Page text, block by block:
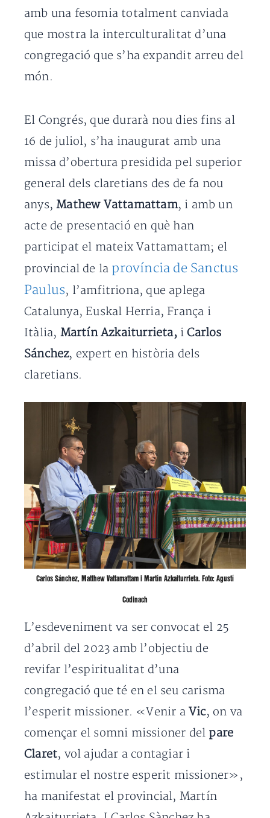
amb una fesomia totalment canviada
que mostra la interculturalitat d’una
congregació que s’ha expandit arreu del
món.
El Congrés, que durarà nou dies fins al
16 de juliol, s’ha inaugurat amb una
missa d’obertura presidida pel superior
general dels claretians des de fa nou
anys,Mathew Vattamattam, i amb un
acte de presentació en què han
participat el mateix Vattamattam; el
provincial de la província de Sanctus
Paulus, l’amfitriona, que aplega
Catalunya, Euskal Herria, França i
Itàlia, Martín Azkaiturrieta,iCarlos
Sánchez, expert en història dels
claretians.
Carlos Sánchez, Matthew Vattamattam i Martín Azkaiturrieta. Foto: Agustí
Codinach
L’esdeveniment va ser convocat el 25
d’abril del 2023 amb l’objectiu de
revifar l’espiritualitat d’una
congregació que té en el seu carisma
l’esperit missioner. «Venir a Vic, on va
començar el somni missioner del pare
Claret, vol ajudar a contagiar i
estimular el nostre esperit missioner»,
ha manifestat el provincial, Martín